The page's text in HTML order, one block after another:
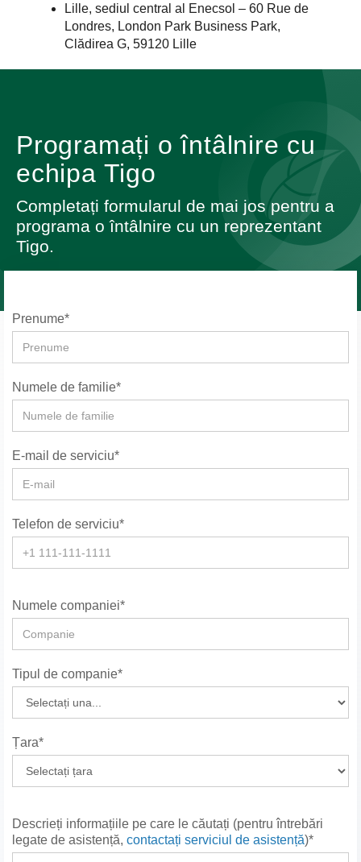
Lille, sediul central al Enecsol – 60 Rue de
Londres, London Park Business Park,
Clădirea G, 59120 Lille
Programați o întâlnire cu
echipa Tigo
Completați formularul de mai jos pentru a
programa o întâlnire cu un reprezentant
Tigo.
Prenume*
Numele de familie*
E-mail de serviciu*
Telefon de serviciu*
Numele companiei*
Tipul de companie*
Țara*
Descrieți informațiile pe care le căutați (pentru întrebări
legate de asistență, contactați serviciul de asistență)*